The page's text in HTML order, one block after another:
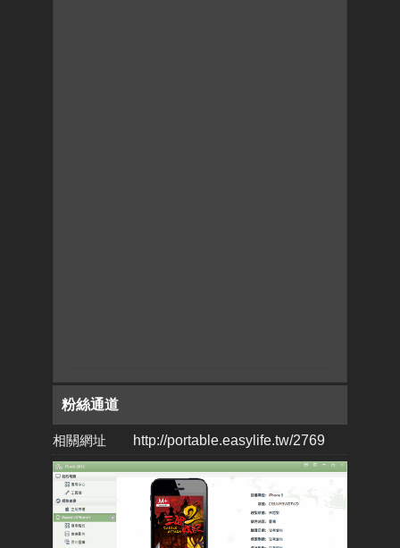
粉絲通道
相關網址 http://portable.easylife.tw/2769